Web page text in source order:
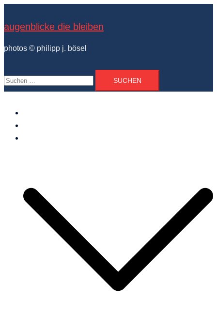
springen
augenblicke die bleiben
photos © philipp j. bösel
Suchen
nach: